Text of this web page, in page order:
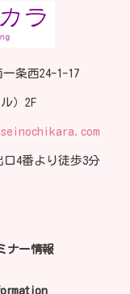
条西24-1-17
）2F
4番より徒歩3分
ナー情報